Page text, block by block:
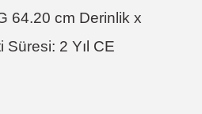
64.20 cm Derinlik x
2 Yıl CE